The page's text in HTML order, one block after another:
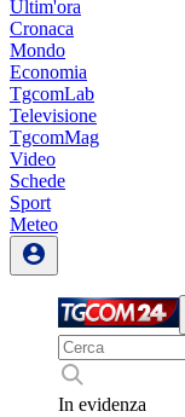
Ultim'ora
Cronaca
Mondo
Economia
TgcomLab
Televisione
TgcomMag
Video
Schede
Sport
Meteo
In evidenza